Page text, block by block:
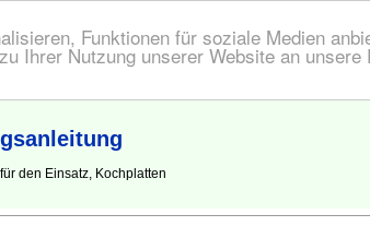
Funktionen für soziale Medien
Ihrer Nutzung unserer Website an
den Einsatz, Kochplatten